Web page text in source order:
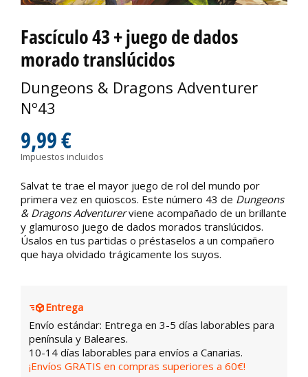
Fascículo 43 + juego de dados
morado translúcidos
Dungeons & Dragons Adventurer
Nº43
9,99 €
Impuestos incluidos
Salvat te trae el mayor juego de rol del mundo por
primera vez en quioscos. Este número 43 de Dungeons
& Dragons Adventurerviene acompañado de un brillante
y glamuroso juego de dados morados translúcidos.
Úsalos en tus partidas o préstaselos a un compañero
que haya olvidado trágicamente los suyos.
Entrega
Envío estándar: Entrega en 3-5 días laborables para
península y Baleares.
10-14 días laborables para envíos a Canarias.
¡Envíos GRATIS en compras superiores a 60€!